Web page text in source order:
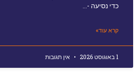
כדי נסיעה -…
קרא עוד»
1 באוגוסט 2026 אין תגובות